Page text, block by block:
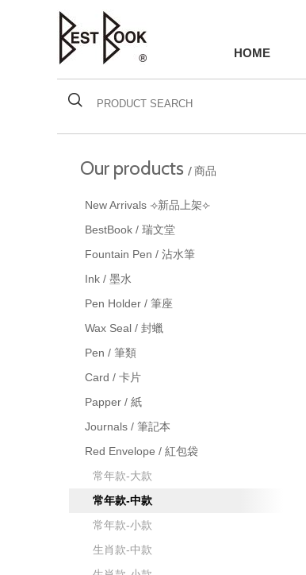
HOME
Our products/ 商品
New Arrivals ⟢新品上架⟣
BestBook / 瑞文堂
Fountain Pen / 沾水筆
Ink / 墨水
Pen Holder / 筆座
Wax Seal / 封蠟
Pen / 筆類
Card / 卡片
Papper / 紙
Journals / 筆記本
Red Envelope / 紅包袋
常年款-大款
常年款-中款
常年款-小款
生肖款-中款